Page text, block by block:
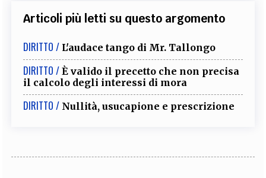
Articoli più letti su questo argomento
DIRITTO / L'audace tango di Mr. Tallongo
DIRITTO / È valido il precetto che non precisa
il calcolo degli interessi di mora
DIRITTO / Nullità, usucapione e prescrizione